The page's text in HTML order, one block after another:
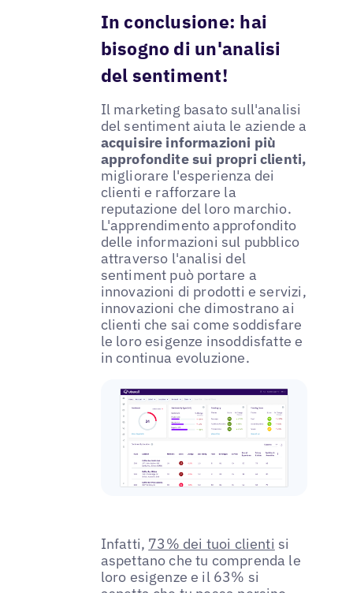
In conclusione: hai
bisogno di un'analisi
del sentiment!
Il marketing basato sull'analisi
del sentiment aiuta le aziende a
acquisire informazioni più
approfondite sui propri clienti,
migliorare l'esperienza dei
clienti e rafforzare la
reputazione del loro marchio.
L'apprendimento approfondito
delle informazioni sul pubblico
attraverso l'analisi del
sentiment può portare a
innovazioni di prodotti e servizi,
innovazioni che dimostrano ai
clienti che sai come soddisfare
le loro esigenze insoddisfatte e
in continua evoluzione.
Infatti, 73% dei tuoi clienti si
aspettano che tu comprenda le
loro esigenze e il 63% si